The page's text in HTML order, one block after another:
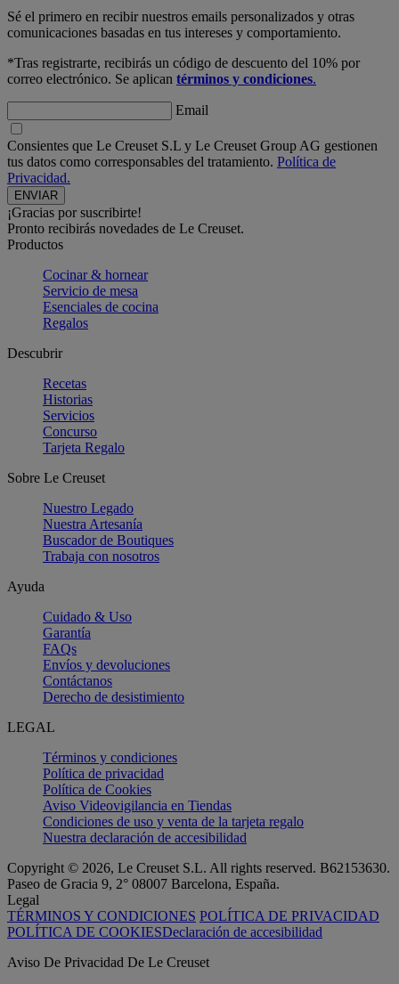
Sé el primero en recibir nuestros emails personalizados y otras
comunicaciones basadas en tus intereses y comportamiento.
*Tras registrarte, recibirás un código de descuento del 10% por
correo electrónico. Se aplican términos y condiciones.
Email
Consientes que Le Creuset S.L y Le Creuset Group AG gestionen
tus datos como corresponsables del tratamiento. Política de
Privacidad.
¡Gracias por suscribirte!
Pronto recibirás novedades de Le Creuset.
Productos
Cocinar & hornear
Servicio de mesa
Esenciales de cocina
Regalos
Descubrir
Recetas
Historias
Servicios
Concurso
Tarjeta Regalo
Sobre Le Creuset
Nuestro Legado
Nuestra Artesanía
Buscador de Boutiques
Trabaja con nosotros
Ayuda
Cuidado & Uso
Garantía
FAQs
Envíos y devoluciones
Contáctanos
Derecho de desistimiento
LEGAL
Términos y condiciones
Política de privacidad
Política de Cookies
Aviso Videovigilancia en Tiendas
Condiciones de uso y venta de la tarjeta regalo
Nuestra declaración de accesibilidad
Copyright © 2026, Le Creuset S.L. All rights reserved. B62153630.
Paseo de Gracia 9, 2° 08007 Barcelona, España.
Legal
TÉRMINOS Y CONDICIONES POLÍTICA DE PRIVACIDAD
POLÍTICA DE COOKIESDeclaración de accesibilidad
Aviso De Privacidad De Le Creuset